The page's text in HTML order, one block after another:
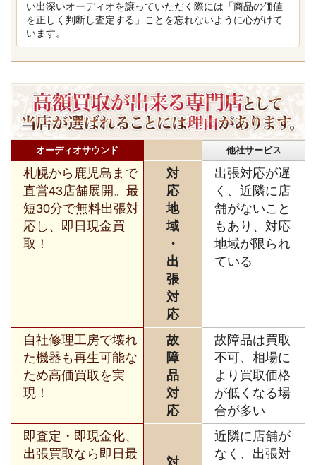
い出深いオーディオを譲っていただく際には「商品の価値
を正しく判断し査定する」ことを忘れないように心がけて
います。
オーディオサウンド 他社サービス
札幌から鹿児島まで
直営43店舗展開。最
短30分で無料出張対
応し、即日現金買
取！
対
応
地
域
・
出
張
対
応
出張対応が遅
く、近隣に店
舗がないこと
もあり、対応
地域が限られ
ている
自社修理工房で壊れ
た機器も再生可能な
ため高価買取を実
現！
故
障
品
対
応
故障品は買取
不可、相場に
より買取価格
が低くなる場
合が多い
即査定・即現金化、
出張買取なら即日最
対
近隣に店舗が
なく、出張対